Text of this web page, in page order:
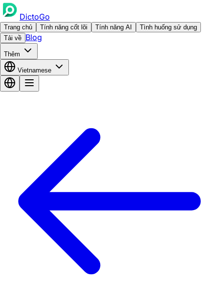
DictoGo
Trang chủ Tính năng cốt lõi Tính năng AI
Tình huống sử dụng
Tải về Blog
Thêm
Vietnamese